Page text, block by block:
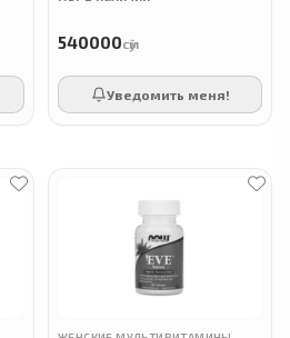
540000сӯм
Уведомить меня!